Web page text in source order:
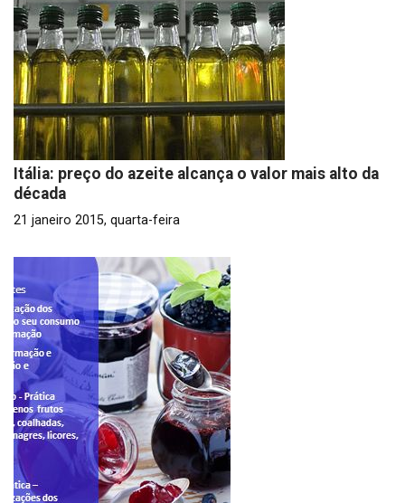
Itália: preço do azeite alcança o valor mais alto da
década
21 janeiro 2015, quarta-feira